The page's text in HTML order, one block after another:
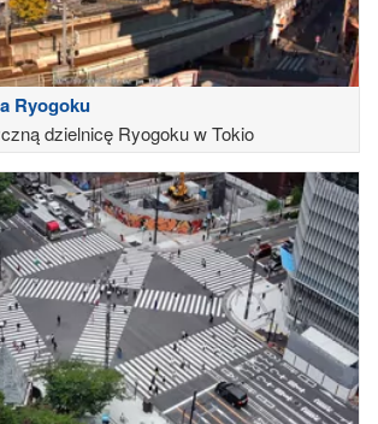
Ryogoku
dzielnicę Ryogoku w Tokio